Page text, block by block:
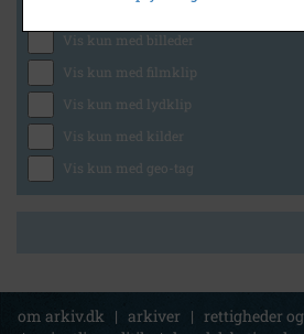
Generelt
Vis kun med billeder
Vis kun med filmklip
Vis kun med lydklip
Vis kun med kilder
Vis kun med geo-tag
om arkiv.dk | arkiver | rettigheder